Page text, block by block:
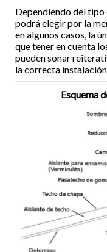
Dependiendo del tipo
podrá elegir por la
en algunos casos, la
que tener en cuenta
pueden sonar
la correcta
Esquema